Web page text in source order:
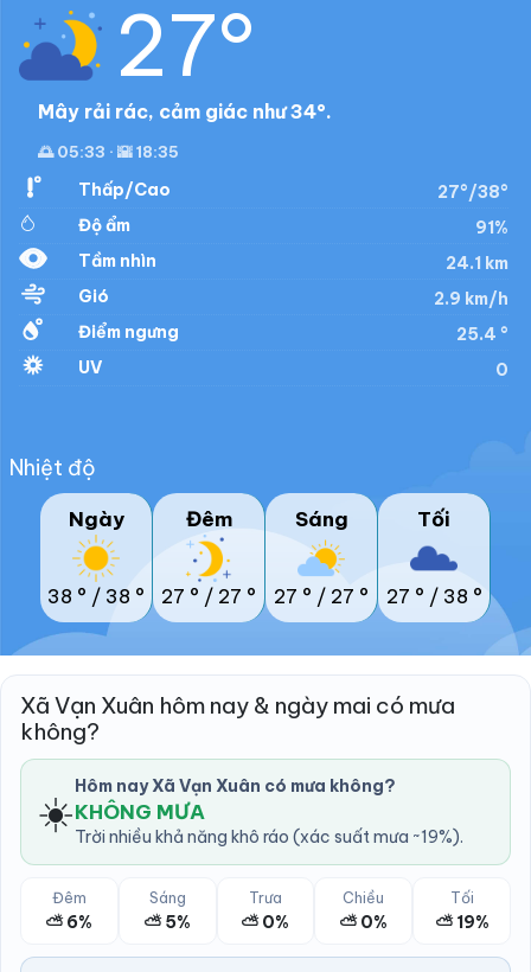
27°
Mây rải rác, cảm giác như 34°.
🌅 05:33 · 🌇 18:35
Thấp/Cao
27°/38°
Độ ẩm
91%
Tầm nhìn
24.1 km
Gió
2.9 km/h
Điểm ngưng
25.4 °
UV
0
Nhiệt độ
Ngày
38 ° / 38 °
Đêm
27 ° / 27 °
Sáng
27 ° / 27 °
Tối
27 ° / 38 °
Xã Vạn Xuân hôm nay & ngày mai có mưa
không?
☀️ Hôm nay Xã Vạn Xuân có mưa không?
KHÔNG MƯA
Trời nhiều khả năng khô ráo (xác suất mưa ~19%).
Đêm
⛅ 6%
Sáng
⛅ 5%
Trưa
⛅ 0%
Chiều
⛅ 0%
Tối
⛅ 19%